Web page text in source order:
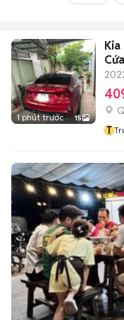
1 phút trước 15
T